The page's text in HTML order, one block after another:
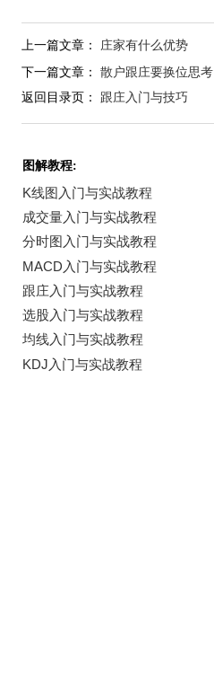
上一篇文章： 庄家有什么优势
下一篇文章： 散户跟庄要换位思考
返回目录页： 跟庄入门与技巧
图解教程: